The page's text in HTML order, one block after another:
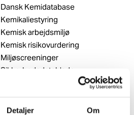
Detaljer Om
Dansk Kemidatabase
Kemikaliestyring
Kemisk arbejdsmiljø
Kemisk risikovurdering
Miljøscreeninger
Sikkerhedsdatablade
Værnemidler
Ventilation